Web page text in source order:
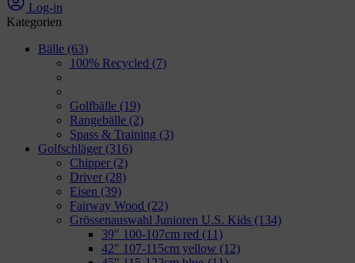
Log-in
Kategorien
Bälle (63)
100% Recycled (7)
Golfbälle (19)
Rangebälle (2)
Spass & Training (3)
Golfschläger (316)
Chipper (2)
Driver (28)
Eisen (39)
Fairway Wood (22)
Grössenauswahl Junioren U.S. Kids (134)
39" 100-107cm red (11)
42" 107-115cm yellow (12)